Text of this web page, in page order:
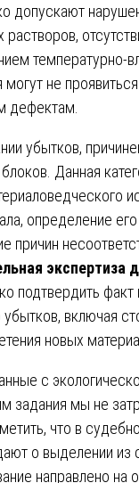
допускают
температурно-
не
дефектам.
убытков,
Данная
определение
причин
экспертиза
подтвердить
включая
новых
с
задания мы не
что в
о выделении из
направлено на